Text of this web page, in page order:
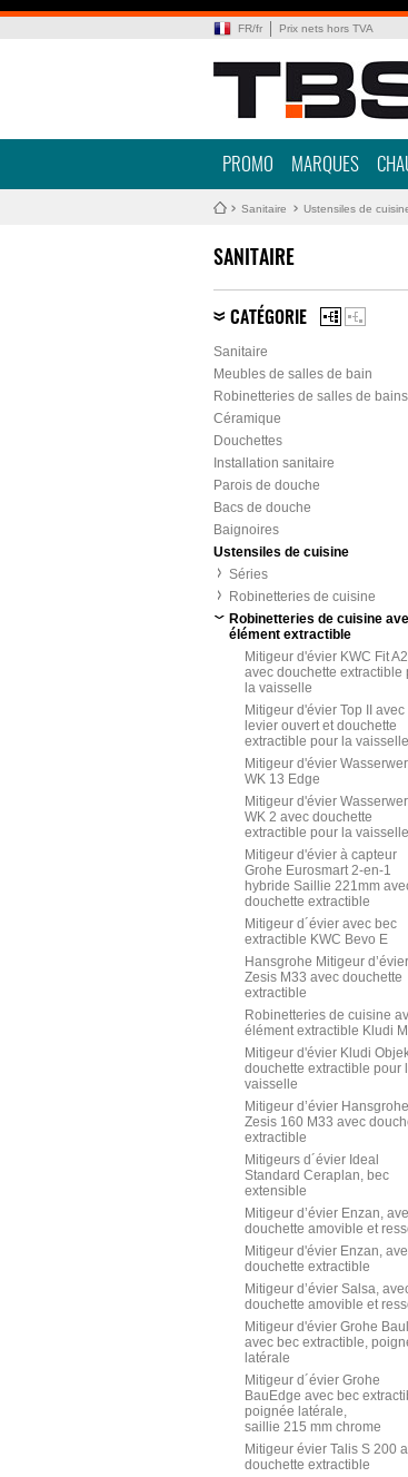
FR/fr Prix nets hors TVA
PROMO MARQUES
Sanitaire Ustensiles de
SANITAIRE
CATÉGORIE
Sanitaire
Meubles de salles de bain
Robinetteries de salles de bains
Céramique
Douchettes
Installation sanitaire
Parois de douche
Bacs de douche
Baignoires
Ustensiles de cuisine
Séries
Robinetteries de cuisine
Robinetteries de cuisine
élément extractible
Mitigeur d'évier KWC Fit
avec douchette extractible
la vaisselle
Mitigeur d'évier Top II avec
levier ouvert et douchette
extractible pour la vaisselle
Mitigeur d'évier
WK 13 Edge
Mitigeur d'évier
WK 2 avec douchette
extractible pour la vaisselle
Mitigeur d'évier à capteur
Grohe Eurosmart 2-en-1
hybride Saillie 221mm
douchette extractible
Mitigeur d´évier avec bec
extractible KWC Bevo E
Hansgrohe Mitigeur
Zesis M33 avec douchette
extractible
Robinetteries de cuisine
élément extractible Kludi
Mitigeur d'évier Kludi
douchette extractible pour
vaisselle
Mitigeur d’évier Hansgrohe
Zesis 160 M33 avec
extractible
Mitigeurs d´évier Ideal
Standard Ceraplan, bec
extensible
Mitigeur d’évier Enzan,
douchette amovible et
Mitigeur d'évier Enzan,
douchette extractible
Mitigeur d’évier Salsa,
douchette amovible et
Mitigeur d'évier Grohe
avec bec extractible,
latérale
Mitigeur d´évier Grohe
BauEdge avec bec
poignée latérale,
saillie 215 mm chrome
Mitigeur évier Talis S 200
douchette extractible